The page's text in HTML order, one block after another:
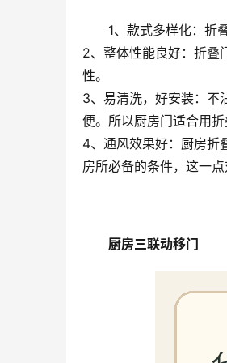
1、款式多样化：折
2、整体性能良好：折叠
性。
3、易清洗，好安装：不
便。所以厨房门适合用折
4、通风效果好：厨房折
房所必备的条件，这一点
厨房三联动移门